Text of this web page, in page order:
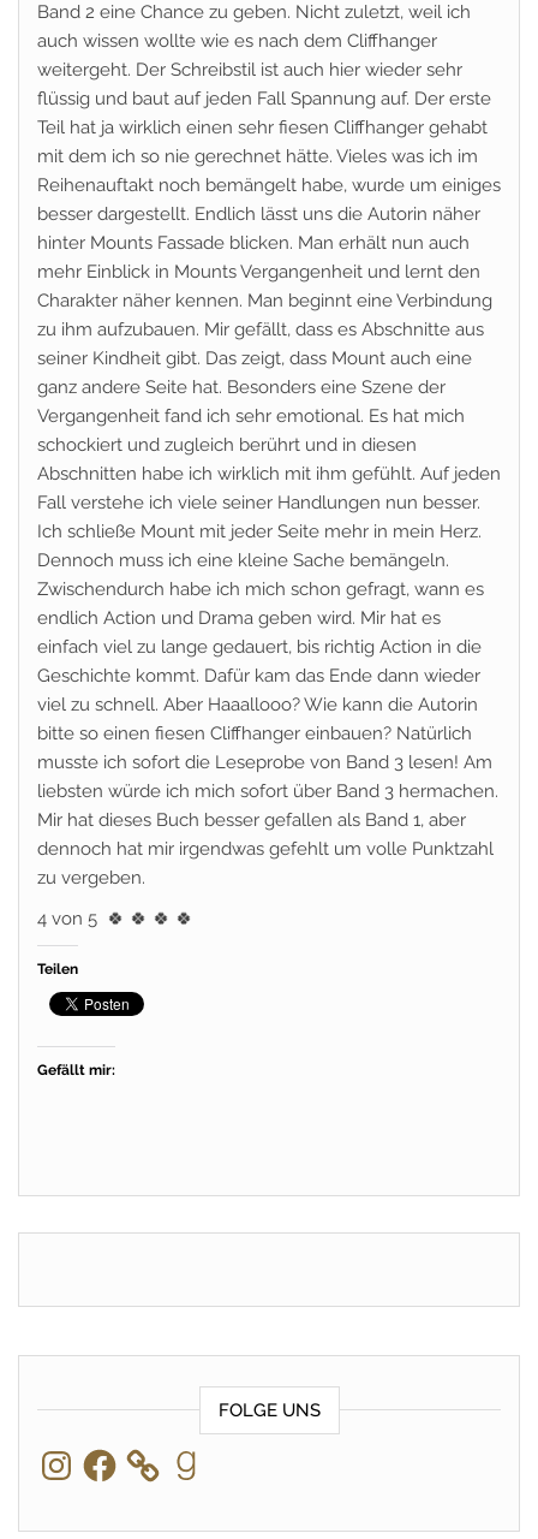
Band 2 eine Chance zu geben. Nicht zuletzt, weil ich
auch wissen wollte wie es nach dem Cliffhanger
weitergeht. Der Schreibstil ist auch hier wieder sehr
flüssig und baut auf jeden Fall Spannung auf. Der erste
Teil hat ja wirklich einen sehr fiesen Cliffhanger gehabt
mit dem ich so nie gerechnet hätte. Vieles was ich im
Reihenauftakt noch bemängelt habe, wurde um einiges
besser dargestellt. Endlich lässt uns die Autorin näher
hinter Mounts Fassade blicken. Man erhält nun auch
mehr Einblick in Mounts Vergangenheit und lernt den
Charakter näher kennen. Man beginnt eine Verbindung
zu ihm aufzubauen. Mir gefällt, dass es Abschnitte aus
seiner Kindheit gibt. Das zeigt, dass Mount auch eine
ganz andere Seite hat. Besonders eine Szene der
Vergangenheit fand ich sehr emotional. Es hat mich
schockiert und zugleich berührt und in diesen
Abschnitten habe ich wirklich mit ihm gefühlt. Auf jeden
Fall verstehe ich viele seiner Handlungen nun besser.
Ich schließe Mount mit jeder Seite mehr in mein Herz.
Dennoch muss ich eine kleine Sache bemängeln.
Zwischendurch habe ich mich schon gefragt, wann es
endlich Action und Drama geben wird. Mir hat es
einfach viel zu lange gedauert, bis richtig Action in die
Geschichte kommt. Dafür kam das Ende dann wieder
viel zu schnell. Aber Haaallooo? Wie kann die Autorin
bitte so einen fiesen Cliffhanger einbauen? Natürlich
musste ich sofort die Leseprobe von Band 3 lesen! Am
liebsten würde ich mich sofort über Band 3 hermachen.
Mir hat dieses Buch besser gefallen als Band 1, aber
dennoch hat mir irgendwas gefehlt um volle Punktzahl
zu vergeben.
4 von 5 🍀 🍀 🍀 🍀
Teilen
Gefällt mir:
FOLGE UNS
InstagramFacebook Goodreads